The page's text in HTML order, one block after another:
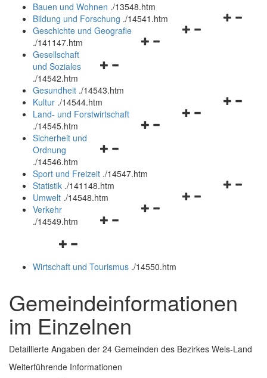
Bauen und Wohnen ./13548.htm
Navigationsmenü
Bildung und Forschung ./14541.htm
Navigationsmenü
Geschichte und Geografie
./141147.htm
Navigationsmenü
und
schließen
Gesellschaft
und Soziales
./14542.htm
Gesundheit ./14543.htm
Navigationsmenü
Kultur ./14544.htm
Navigationsmenü
Land- und Forstwirtschaft
./14545.htm
Navigationsmenü
und
schließen
Sicherheit und
Ordnung
./14546.htm
Sport und Freizeit ./14547.htm
Navigationsmenü
Statistik ./141148.htm
Navigationsmenü
Umwelt ./14548.htm
Navigationsmenü
Verkehr
./14549.htm
Navigationsmenü
und
Wirtschaft und Tourismus ./14550.htm
Gemeindeinformationen
im Einzelnen
Detaillierte Angaben der 24 Gemeinden des Bezirkes Wels-Land
Weiterführende Informationen